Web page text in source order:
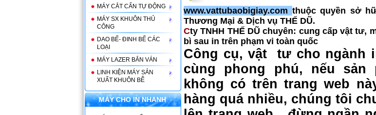
MÁY CẮT CẤN TỰ ĐỘNG
MÁY SX KHUÔN THỦ
CÔNG
DAO BẾ- ĐINH BẾ CÁC
LOẠI
MÁY LAZER BẮN VÁN
LINH KIỆN MÁY SẢN
XUẤT KHUÔN BỄ
MÁY CHO IN NHANH
www.vattubaobigiay.com thuộc quyền sở
Thương Mại & Dịch vụ THẾ DŨ.
Cty TNHH THẾ DŨ chuyên: cung cấp vật tư,
bì sau in trên phạm vi toàn quốc
Công cụ, vật tư cho ngành
cùng phong phú, nếu sản
không có trên trang web
hàng quá nhiều, chúng tôi